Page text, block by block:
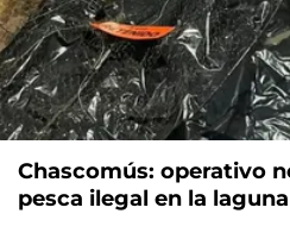
Chascomús: operativo
pesca ilegal en la laguna